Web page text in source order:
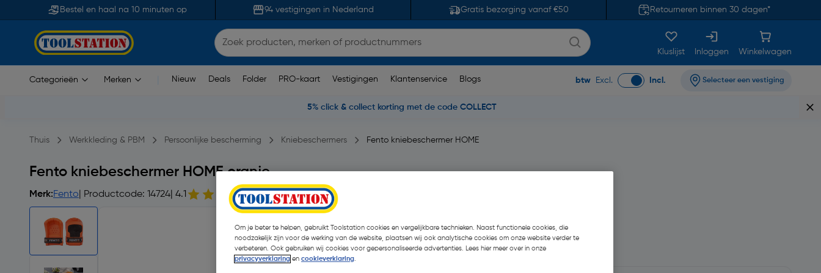
Bestel en haal na 10 minuten op 94 vestigingen in Nederland Gratis bezorging vanaf €50 Retourneren binnen 30 dagen*
Kluslijst Inloggen Winkelwagen
Categorieën Merken Nieuw Deals Folder PRO-kaart Vestigingen Klantenservice Blogs btw Excl. Incl. Selecteer een vestiging
5% click & collect korting met de code COLLECT
Thuis Werkkleding & PBM Persoonlijke bescherming Kniebeschermers Fento kniebeschermer HOME
Fento kniebeschermer HOME oranje
Merk:Fento | Productcode: 14724 | 4.1 36 opmerking(en)| Paar
€ 49,95| Excl. btw € 41,28
Om je beter te helpen, gebruikt Toolstation cookies en vergelijkbare technieken. Naast functionele cookies, die
noodzakelijk zijn voor de werking van de website, plaatsen wij ook analytische cookies om onze website verder te
verbeteren. Ook gebruiken wij cookies voor gepersonaliseerde advertenties. Lees hier meer over in onze
privacyverklaring en cookieverklaring.